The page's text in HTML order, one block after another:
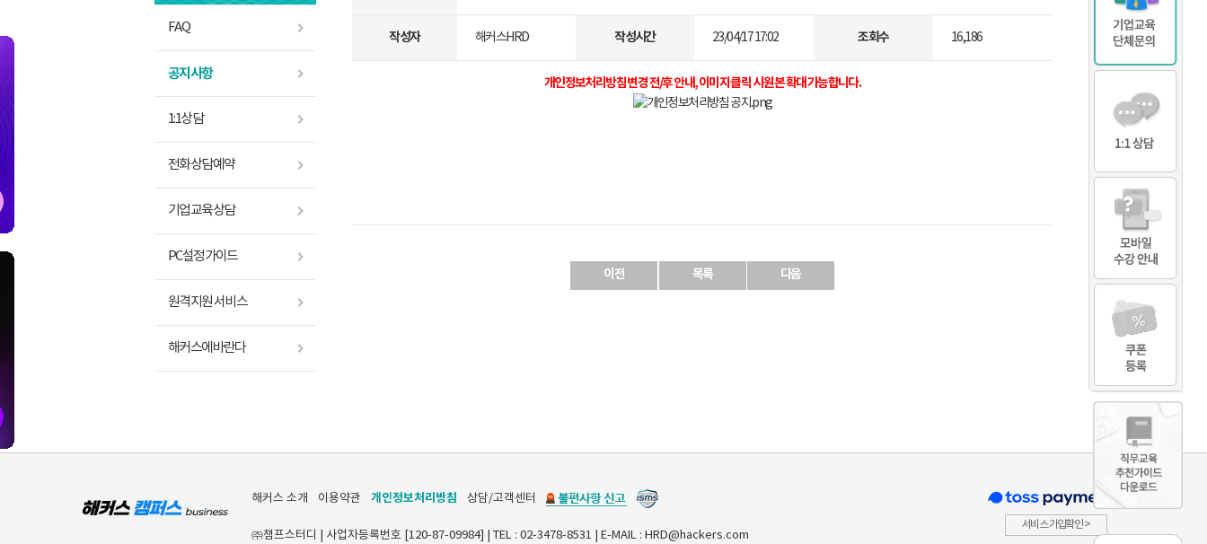
FAQ
공지사항
1:1상담
전화상담예약
기업교육상담
PC설정가이드
원격지원 서비스
해커스에바란다
작성자 해커스HRD 작성시간 23/04/17 17:02 조회수 16,186
개인정보처리방침 변경 전/후 안내, 이미지 클릭 시 원본 확대 가능합니다.
이전 목록 다음
해커스 소개 이용약관 개인정보처리방침 상담/고객센터
㈜챔프스터디 | 사업자등록번호 [120-87-09984] | TEL : 02-3478-8531 | E-MAIL : HRD@hackers.com
서비스 가입확인 >